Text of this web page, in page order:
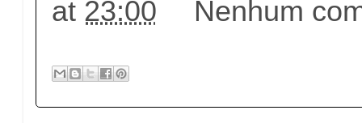
at 23:00 Nenhum